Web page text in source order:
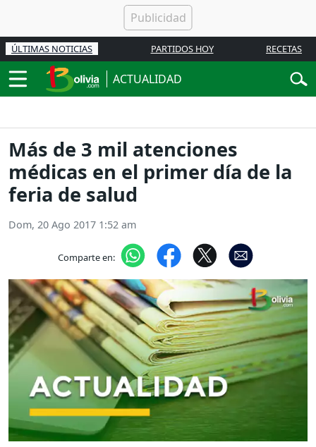
ÚLTIMAS NOTICIAS PARTIDOS HOY RECETAS
ACTUALIDAD
Más de 3 mil atenciones
médicas en el primer día de la
feria de salud
Dom, 20 Ago 2017 1:52 am
Comparte en: